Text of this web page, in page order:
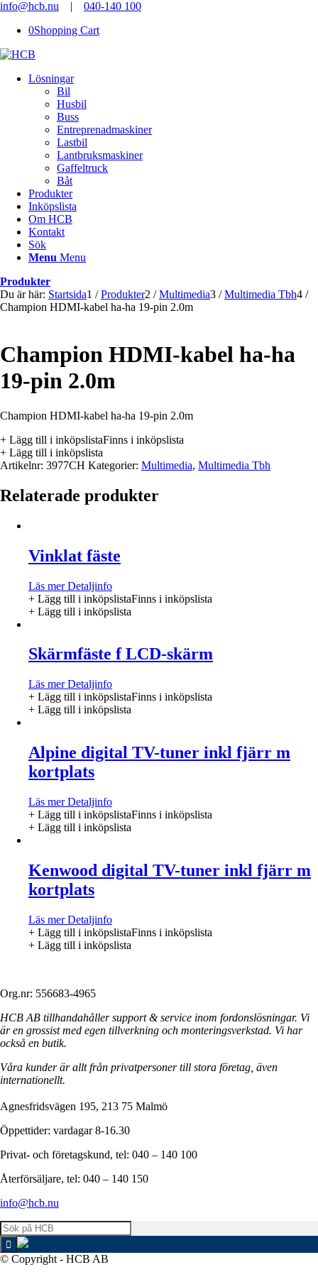
info@hcb.nu | 040-140 100
0Shopping Cart
Lösningar
Bil
Husbil
Buss
Entreprenadmaskiner
Lastbil
Lantbruksmaskiner
Gaffeltruck
Båt
Produkter
Inköpslista
Om HCB
Kontakt
Sök
Menu Menu
Produkter
Du är här: Startsida1 / Produkter2 / Multimedia3 / Multimedia Tbh4 /
Champion HDMI-kabel ha-ha 19-pin 2.0m
Champion HDMI-kabel ha-ha
19-pin 2.0m
Champion HDMI-kabel ha-ha 19-pin 2.0m
+ Lägg till i inköpslistaFinns i inköpslista
+ Lägg till i inköpslista
Artikelnr: 3977CH Kategorier: Multimedia, Multimedia Tbh
Relaterade produkter
Vinklat fäste
Läs merDetaljinfo
+ Lägg till i inköpslistaFinns i inköpslista
+ Lägg till i inköpslista
Skärmfäste f LCD-skärm
Läs merDetaljinfo
+ Lägg till i inköpslistaFinns i inköpslista
+ Lägg till i inköpslista
Alpine digital TV-tuner inkl fjärr m
kortplats
Läs merDetaljinfo
+ Lägg till i inköpslistaFinns i inköpslista
+ Lägg till i inköpslista
Kenwood digital TV-tuner inkl fjärr m
kortplats
Läs merDetaljinfo
+ Lägg till i inköpslistaFinns i inköpslista
+ Lägg till i inköpslista
Org.nr: 556683-4965
HCB AB tillhandahåller support & service inom fordonslösningar. Vi
är en grossist med egen tillverkning och monteringsverkstad. Vi har
också en butik.
Våra kunder är allt från privatpersoner till stora företag, även
internationellt.
Agnesfridsvägen 195, 213 75 Malmö
Öppettider: vardagar 8-16.30
Privat- och företagskund, tel: 040 – 140 100
Återförsäljare, tel: 040 – 140 150
info@hcb.nu
© Copyright - HCB AB